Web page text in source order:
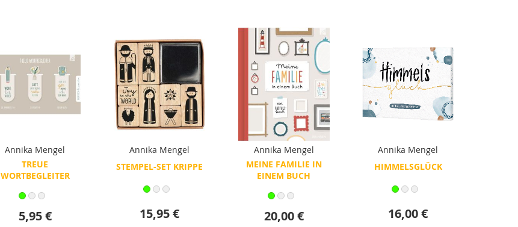
Annika Mengel
TREUE
WORTBEGLEITER
5,95 €
Annika Mengel
STEMPEL-SET KRIPPE
15,95 €
Annika Mengel
MEINE FAMILIE IN
EINEM BUCH
20,00 €
Annika Mengel
HIMMELSGLÜCK
16,00 €